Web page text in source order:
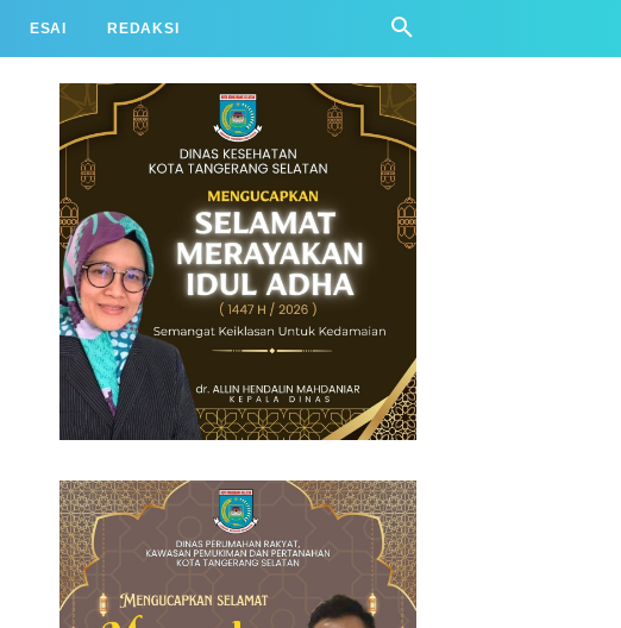
ESAI REDAKSI